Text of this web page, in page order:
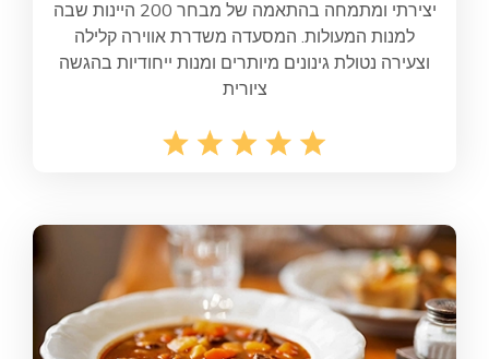
יצירתי ומתמחה בהתאמה של מבחר 200 היינות שבה
למנות המעולות. המסעדה משדרת אווירה קלילה
וצעירה נטולת גינונים מיותרים ומנות ייחודיות בהגשה
ציורית